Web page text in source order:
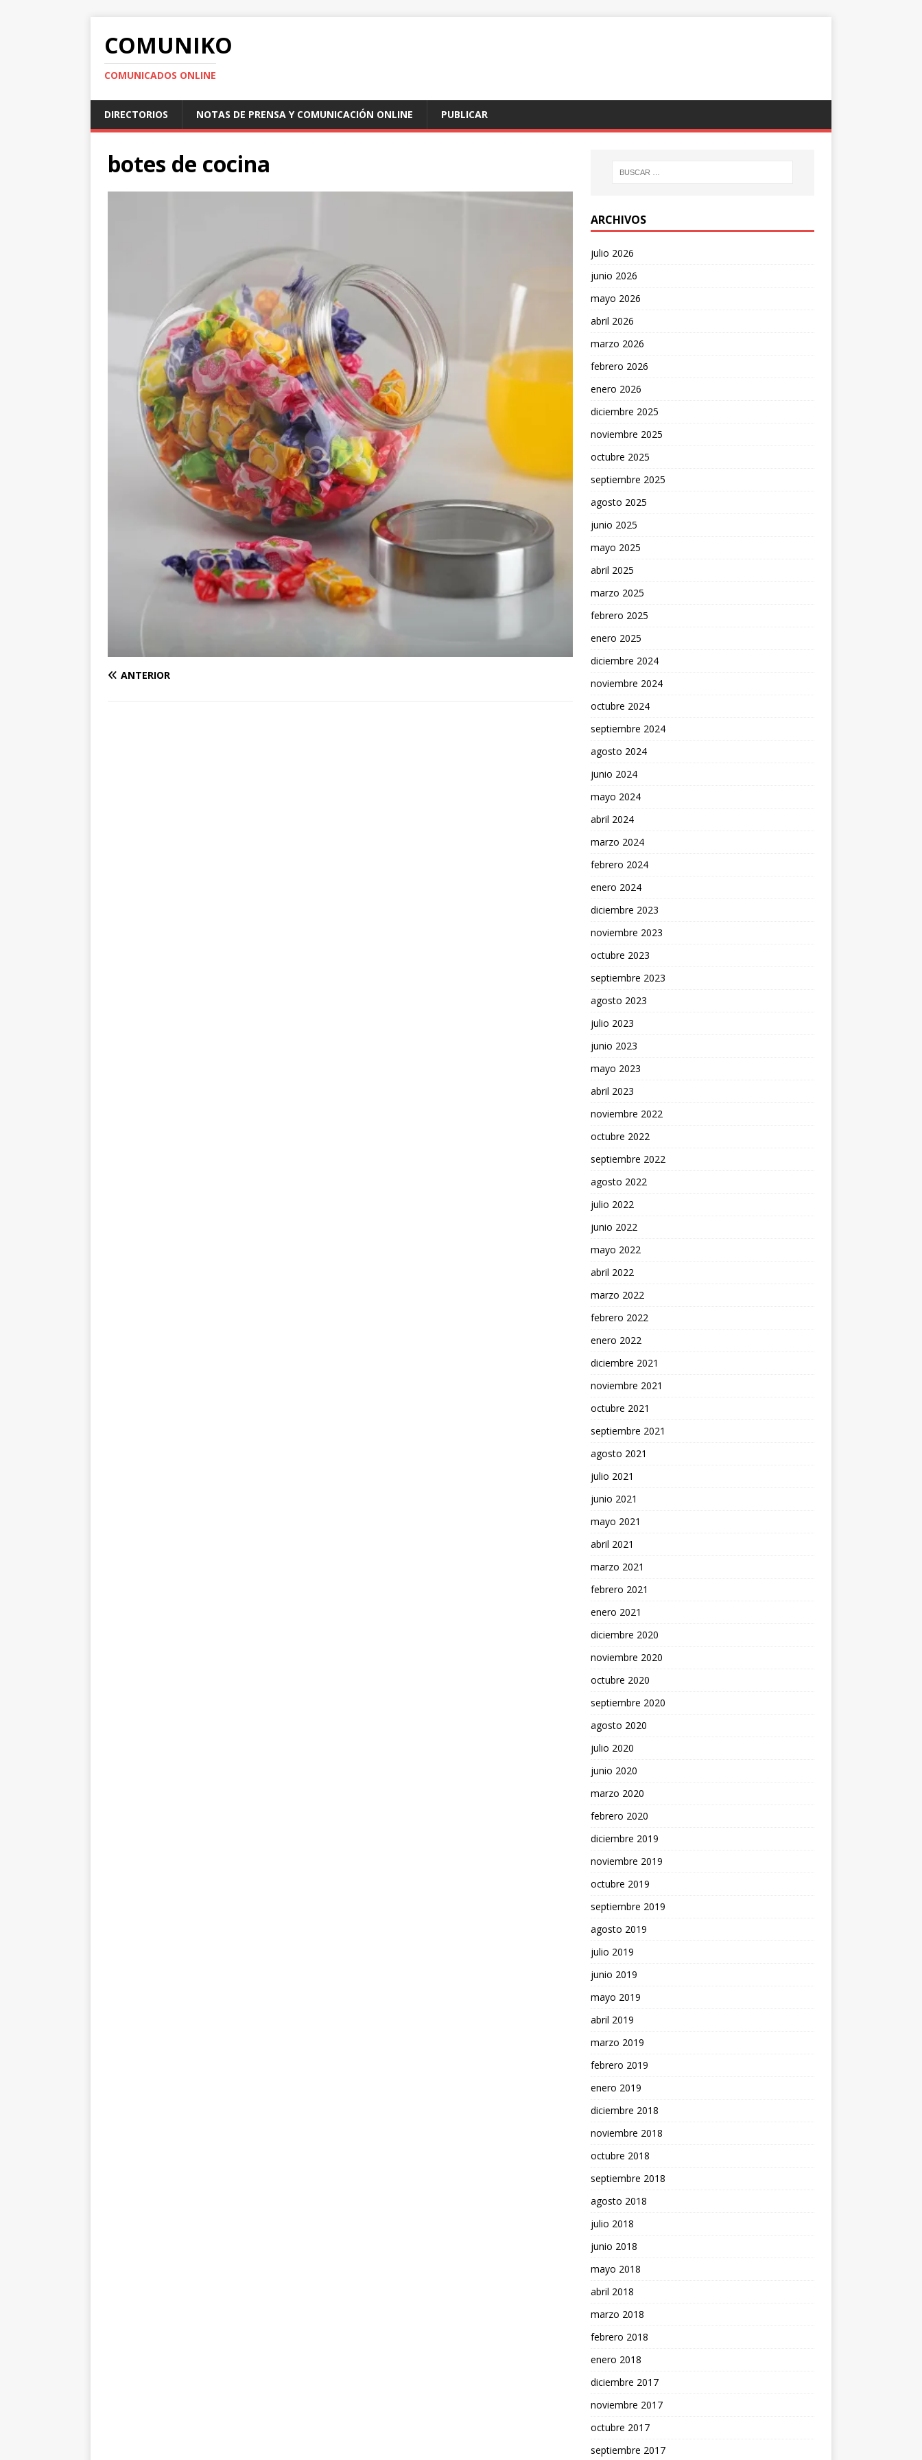
COMUNIKO
COMUNICADOS ONLINE
DIRECTORIOS NOTAS DE PRENSA Y COMUNICACIÓN ONLINE PUBLICAR
botes de cocina
ANTERIOR
ARCHIVOS
julio 2026
junio 2026
mayo 2026
abril 2026
marzo 2026
febrero 2026
enero 2026
diciembre 2025
noviembre 2025
octubre 2025
septiembre 2025
agosto 2025
junio 2025
mayo 2025
abril 2025
marzo 2025
febrero 2025
enero 2025
diciembre 2024
noviembre 2024
octubre 2024
septiembre 2024
agosto 2024
junio 2024
mayo 2024
abril 2024
marzo 2024
febrero 2024
enero 2024
diciembre 2023
noviembre 2023
octubre 2023
septiembre 2023
agosto 2023
julio 2023
junio 2023
mayo 2023
abril 2023
noviembre 2022
octubre 2022
septiembre 2022
agosto 2022
julio 2022
junio 2022
mayo 2022
abril 2022
marzo 2022
febrero 2022
enero 2022
diciembre 2021
noviembre 2021
octubre 2021
septiembre 2021
agosto 2021
julio 2021
junio 2021
mayo 2021
abril 2021
marzo 2021
febrero 2021
enero 2021
diciembre 2020
noviembre 2020
octubre 2020
septiembre 2020
agosto 2020
julio 2020
junio 2020
marzo 2020
febrero 2020
diciembre 2019
noviembre 2019
octubre 2019
septiembre 2019
agosto 2019
julio 2019
junio 2019
mayo 2019
abril 2019
marzo 2019
febrero 2019
enero 2019
diciembre 2018
noviembre 2018
octubre 2018
septiembre 2018
agosto 2018
julio 2018
junio 2018
mayo 2018
abril 2018
marzo 2018
febrero 2018
enero 2018
diciembre 2017
noviembre 2017
octubre 2017
septiembre 2017